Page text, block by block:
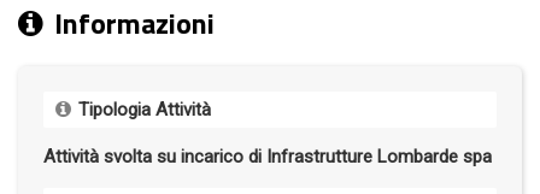
Informazioni
Tipologia Attività
Attività svolta su incarico di Infrastrutture Lombarde spa